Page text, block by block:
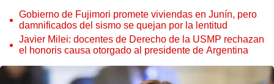
Gobierno de Fujimori promete viviendas en Junín, pero
damnificados del sismo se quejan por la lentitud
Javier Milei: docentes de Derecho de la USMP rechazan
el honoris causa otorgado al presidente de Argentina